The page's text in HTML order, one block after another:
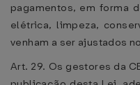
pagamentos, em forma
elétrica, limpeza,
venham a ser ajustados
Art. 29. Os gestores da